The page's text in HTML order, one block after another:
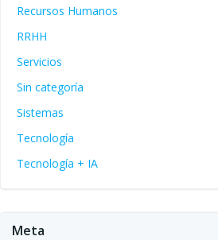
Recursos Humanos
RRHH
Servicios
Sin categoría
Sistemas
Tecnología
Tecnología + IA
Meta